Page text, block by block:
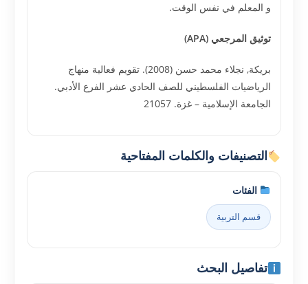
و المعلم في نفس الوقت.
توثيق المرجعي (APA)
بريكة, نجلاء محمد حسن (2008). تقويم فعالية منهاج
الرياضيات الفلسطيني للصف الحادي عشر الفرع الأدبي.
الجامعة الإسلامية – غزة. 21057
التصنيفات والكلمات المفتاحية
الفئات
قسم التربية
تفاصيل البحث